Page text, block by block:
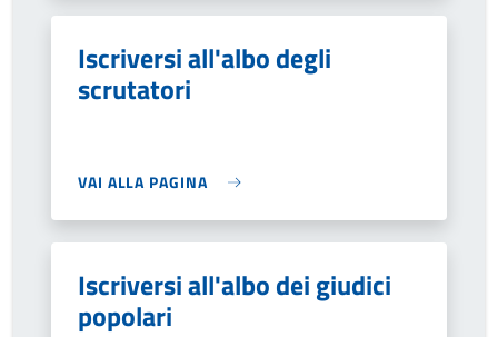
Iscriversi all'albo degli
scrutatori
VAI ALLA PAGINA
Iscriversi all'albo dei giudici
popolari